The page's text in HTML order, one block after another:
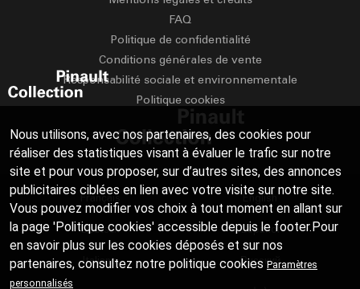
FAQ
Politique de confidentialité
Conditions générales de vente
Responsabilité sociale et environnementale
Politique cookies
Français English
Deutsch Español
Italiano Русский
Nous utilisons, avec nos partenaires, des cookies pour
réaliser des statistiques visant à évaluer le trafic sur notre
site et pour vous proposer, sur d’autres sites, des annonces
publicitaires ciblées en lien avec votre visite sur notre site.
Vous pouvez modifier vos choix à tout moment en allant sur
la page 'Politique cookies' accessible depuis le footer.Pour
en savoir plus sur les cookies déposés et sur nos
partenaires, consultez notre politique cookies Paramètres
personnalisés